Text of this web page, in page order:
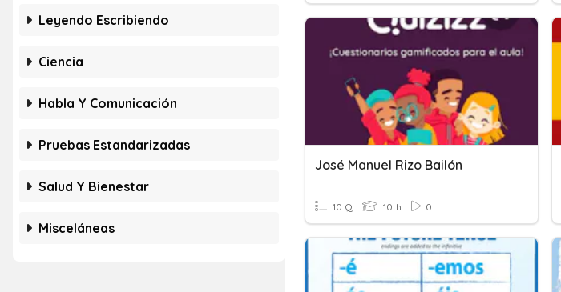
Leyendo Escribiendo
Ciencia
Habla Y Comunicación
Pruebas Estandarizadas
Salud Y Bienestar
Misceláneas
José Manuel Rizo Bailón
10 Q 10th 0